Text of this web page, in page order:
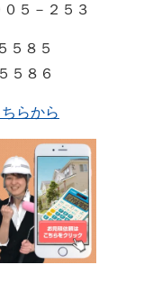
５－２５３
５８５
５８６
らから